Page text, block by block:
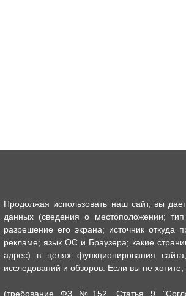
Продолжая использовать наш сайт, вы
данных (сведения о местоположении;
разрешение его экрана; источник откуда
рекламе; язык ОС и Браузера; какие
адрес) в целях функционирования
исследований и обзоров. Если вы не
(требование ФЗ №152. Статья 9